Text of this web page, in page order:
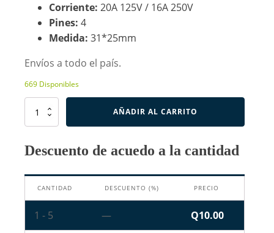
Corriente: 20A 125V / 16A 250V
Pines: 4
Medida: 31*25mm
Envíos a todo el país.
669 Disponibles
Switch
4
31*25mm
cantidad
AÑADIR AL CARRITO
Descuento de acuedo a la cantidad
CANTIDAD DESCUENTO (%) PRECIO
1 - 5 — Q10.00